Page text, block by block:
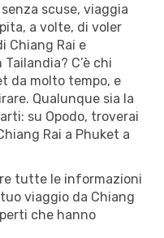
scuse, viaggia
a volte, di voler
Chiang Rai e
C’è chi
da molto tempo, e
Qualunque sia la
su Opodo, troverai
Rai a Phuket a
tutte le informazioni
viaggio da Chiang
che hanno